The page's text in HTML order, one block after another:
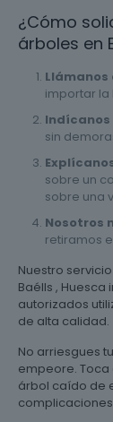
¿Cómo
árboles en
importar la
sin
sobre un
sobre una
Nosotros
retiramos
Nuestro
Baélls ,
autorizados
de alta calidad.
No arriesgues
empeore. Toca
árbol caído de